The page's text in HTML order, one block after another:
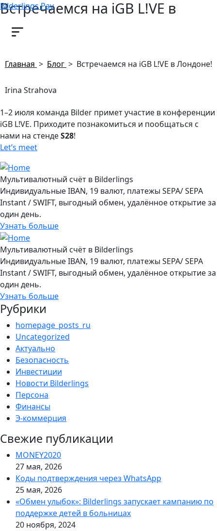
Bilderlings Pay
Встречаемся на iGB L!VE в
Лондоне!
Главная > Блог > Встречаемся на iGB L!VE в Лондоне!
Irina Strahova
1–2 июля команда Bilder примет участие в конференции
iGB L!VE. Приходите познакомиться и пообщаться с
нами на стендеS28!
Let’s meet
Мультивалютный счёт в Bilderlings
Индивидуальные IBAN, 19 валют, платежы SEPA/ SEPA
Instant / SWIFT, выгодный обмен, удалённое открытие за
один день.
Узнать больше
Мультивалютный счёт в Bilderlings
Индивидуальные IBAN, 19 валют, платежы SEPA/ SEPA
Instant / SWIFT, выгодный обмен, удалённое открытие за
один день.
Узнать больше
Рубрики
homepage_posts_ru
Uncategorized
Актуально
Безопасность
Инвестиции
Новости Bilderlings
Персона
Финансы
Э-коммерция
Свежие публикации
MONEY2020
27 мая, 2026
Коды подтверждения через WhatsApp
25 мая, 2026
«Обмен улыбок»: Bilderlings запускает кампанию по
поддержке детей в больницах
20 ноября, 2024